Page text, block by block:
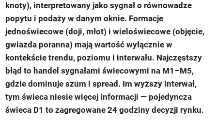
knoty), interpretowany jako sygnał o równowadze
popytu i podaży w danym oknie. Formacje
jednoświecowe (doji, młot) i wieloświecowe (objęcie,
gwiazda poranna) mają wartość wyłącznie w
kontekście trendu, poziomu i interwału. Najczęstszy
błąd to handel sygnałami świecowymi na M1–M5,
gdzie dominuje szum i spread. Im wyższy interwał,
tym świeca niesie więcej informacji — pojedyncza
świeca D1 to zagregowane 24 godziny decyzji rynku.